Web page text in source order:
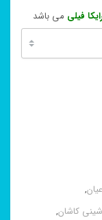
فیلی می باشد
,
کاشان,